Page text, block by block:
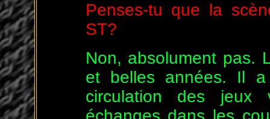
Penses-tu que la
ST?
Non, absolument pas.
et belles années. Il
circulation des